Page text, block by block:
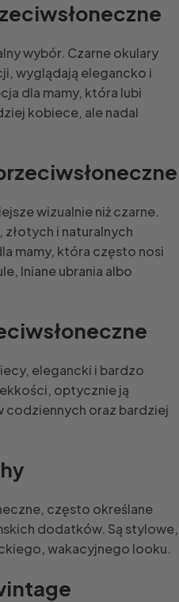
wybór. Czarne okulary
wyglądają elegancko i
dla mamy, która lubi
kobiece, ale nadal
wizualnie niż czarne.
złotych i naturalnych
mamy, która często nosi
lniane ubrania albo
elegancki i bardzo
optycznie ją
codziennych oraz bardziej
często określane
dodatków. Są stylowe,
wakacyjnego looku.